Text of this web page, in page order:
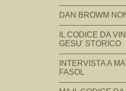
DAN BROWM
IL CODICE DA
GESU' STORICO
INTERVISTA A
FASOL